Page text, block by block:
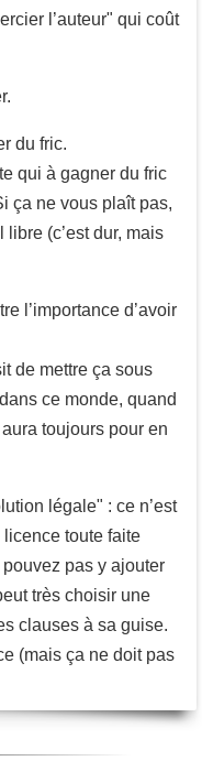
l’auteur" qui coût
du fric.
qui à gagner du fric
ça ne vous plaît pas,
(c’est dur, mais
l’importance d’avoir
de mettre ça sous
ce monde, quand
toujours pour en
légale" : ce n’est
toute faite
pas y ajouter
très choisir une
clauses à sa guise.
(mais ça ne doit pas